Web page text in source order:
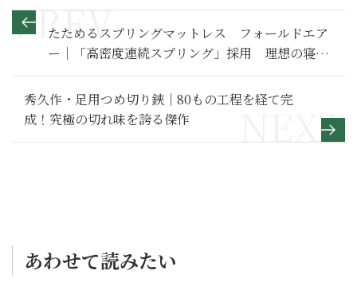
たためるスプリングマットレス フォールドエア
ー｜「高密度連続スプリング」採用 理想の寝姿
勢と寝心地が実現
秀久作・足用つめ切り鋏｜80もの工程を経て完
成！究極の切れ味を誇る傑作
あわせて読みたい